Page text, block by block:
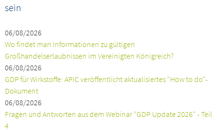
sein
06/08/2026
Wo findet man Informationen zu gültigen
Großhandelserlaubnissen im Vereinigten Königreich?
06/08/2026
GDP für Wirkstoffe: APIC veröffentlicht aktualisiertes "How to do"-
Dokument
06/08/2026
Fragen und Antworten aus dem Webinar "GDP Update 2026" - Teil
4